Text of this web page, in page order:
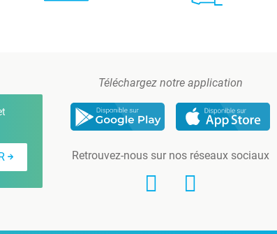
Téléchargez notre application
Retrouvez-nous sur nos réseaux sociaux